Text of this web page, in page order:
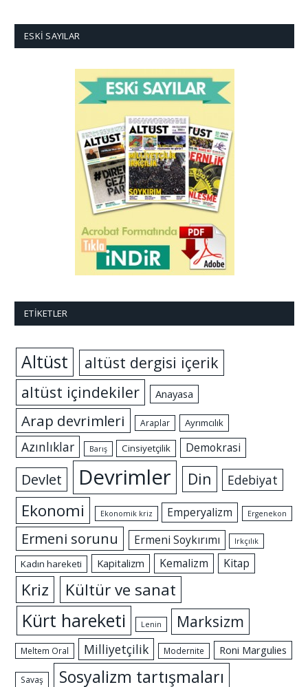
ESKI SAYILAR
ETIKETLER
Altüst
altüst dergisi içerik
altüst içindekiler
Anayasa
Arap devrimleri Araplar Ayrımcılık
Azınlıklar Barış Cinsiyetçilik Demokrasi
Devlet Devrimler Din Edebiyat
Ekonomi Ekonomik kriz Emperyalizm Ergenekon
Ermeni sorunu Ermeni Soykırımı Irkçılık
Kadın hareketi Kapitalizm Kemalizm Kitap
Kriz Kültür ve sanat
Kürt hareketi Lenin Marksizm
Meltem Oral Milliyetçilik Modernite Roni Margulies
Savaş Sosyalizm tartışmaları